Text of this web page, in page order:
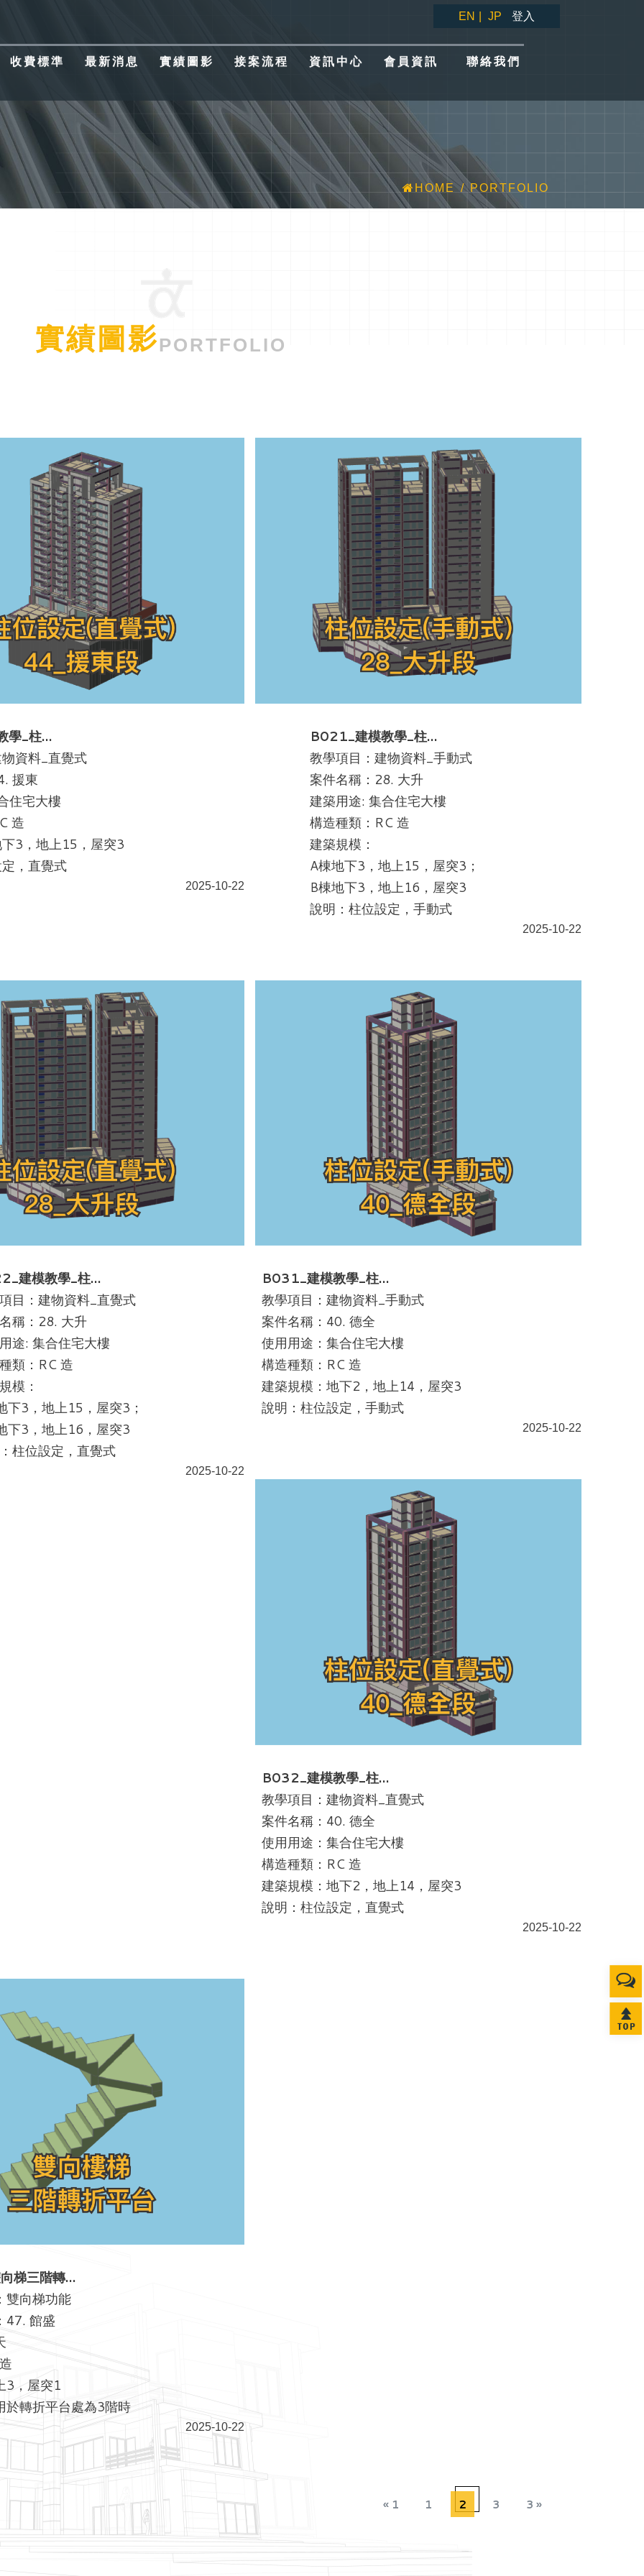
EN JP 登入
收費標準
收費標準 最新消息
最新消息 實績圖影
實績圖影 接案流程
接案流程 資訊中心
資訊中心 會員資訊
會員資訊 聯絡我們
聯絡我們
HOME PORTFOLIO
實績圖影PORTFOLIO
學_柱…
資料_直覺式
援東
住宅大樓
造
3，地上15，屋突3
，直覺式
2025-10-22
B021_建模教學_柱…
教學項目：建物資料_手動式
案件名稱：28. 大升
建築用途: 集合住宅大樓
構造種類：RC 造
建築規模：
A棟地下3，地上15，屋突3；
B棟地下3，地上16，屋突3
說明：柱位設定，手動式
2025-10-22
建模教學_柱…
目：建物資料_直覺式
稱：28. 大升
途: 集合住宅大樓
類：RC 造
模：
下3，地上15，屋突3；
下3，地上16，屋突3
柱位設定，直覺式
2025-10-22
B031_建模教學_柱…
教學項目：建物資料_手動式
案件名稱：40. 德全
使用用途：集合住宅大樓
構造種類：RC 造
建築規模：地下2，地上14，屋突3
說明：柱位設定，手動式
2025-10-22
B032_建模教學_柱…
教學項目：建物資料_直覺式
案件名稱：40. 德全
使用用途：集合住宅大樓
構造種類：RC 造
建築規模：地下2，地上14，屋突3
說明：柱位設定，直覺式
2025-10-22
梯三階轉…
雙向梯功能
47. 館盛
3，屋突1
於轉折平台處為3階時
2025-10-22
« 1 1 2 3 3 »